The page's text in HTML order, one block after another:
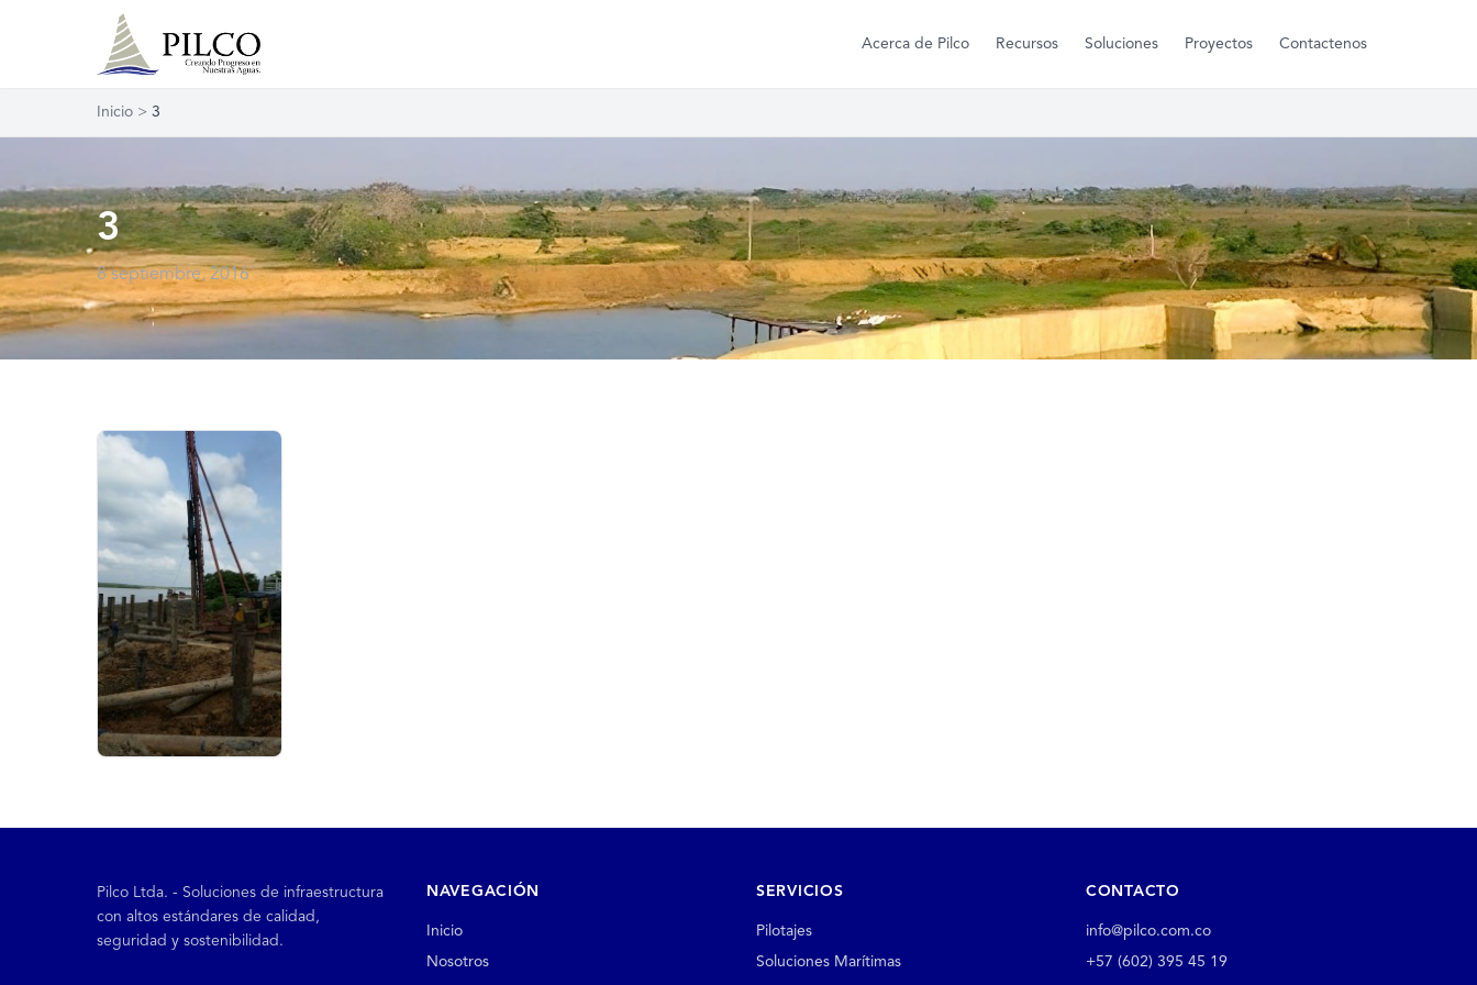
Acerca de Pilco Recursos Soluciones Proyectos Contactenos
Inicio > 3
3
8 septiembre, 2016
Pilco Ltda. - Soluciones de infraestructura
con altos estándares de calidad,
seguridad y sostenibilidad.
NAVEGACIÓN
Inicio
Nosotros
SERVICIOS
Pilotajes
Soluciones Marítimas
CONTACTO
info@pilco.com.co
+57 (602) 395 45 19